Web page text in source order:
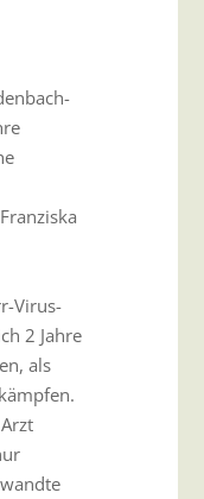
Virus-
2 Jahre
als